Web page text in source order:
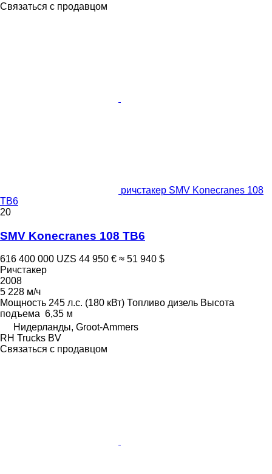
Связаться с продавцом
ричстакер SMV Konecranes 108
TB6
20
SMV Konecranes 108 TB6
616 400 000 UZS 44 950 € ≈ 51 940 $
Ричстакер
2008
5 228 м/ч
Мощность 245 л.с. (180 кВт) Топливо дизель Высота
подъема 6,35 м
Нидерланды, Groot-Ammers
RH Trucks BV
Связаться с продавцом